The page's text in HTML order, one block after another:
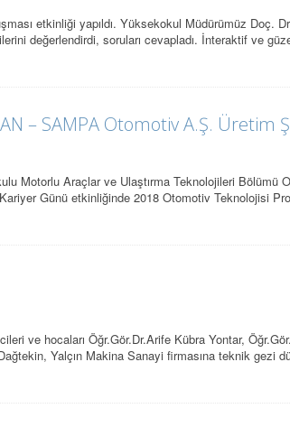
etkinliği yapıldı. Yüksekokul Müdürümüz Doç.
değerlendirdi, soruları cevapladı. İnteraktif ve
– SAMPA Otomotiv A.Ş. Üretim
Motorlu Araçlar ve Ulaştırma Teknolojileri Bölümü
Günü etkinliğinde 2018 Otomotiv Teknolojisi
ve hocaları Öğr.Gör.Dr.Arife Kübra Yontar,
Yalçın Makina Sanayi firmasına teknik gezi